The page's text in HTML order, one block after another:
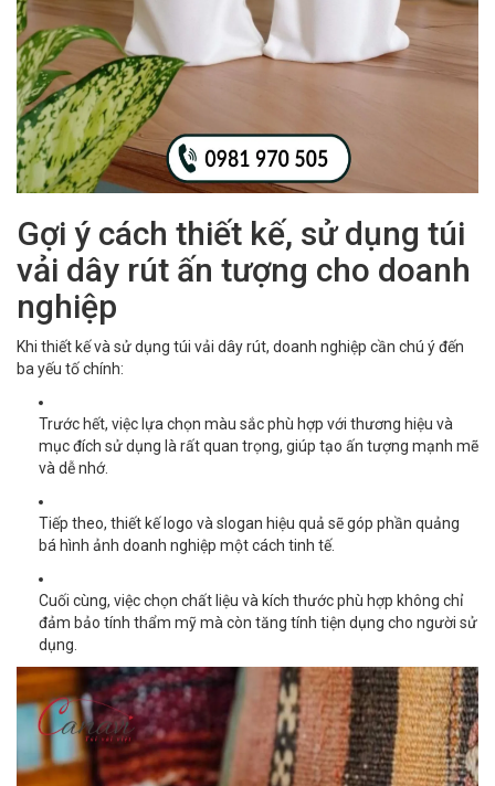
Gợi ý cách thiết kế, sử dụng túi
vải dây rút ấn tượng cho doanh
nghiệp
Khi thiết kế và sử dụng túi vải dây rút, doanh nghiệp cần chú ý đến
ba yếu tố chính:
Trước hết, việc lựa chọn màu sắc phù hợp với thương hiệu và
mục đích sử dụng là rất quan trọng, giúp tạo ấn tượng mạnh mẽ
và dễ nhớ.
Tiếp theo, thiết kế logo và slogan hiệu quả sẽ góp phần quảng
bá hình ảnh doanh nghiệp một cách tinh tế.
Cuối cùng, việc chọn chất liệu và kích thước phù hợp không chỉ
đảm bảo tính thẩm mỹ mà còn tăng tính tiện dụng cho người sử
dụng.